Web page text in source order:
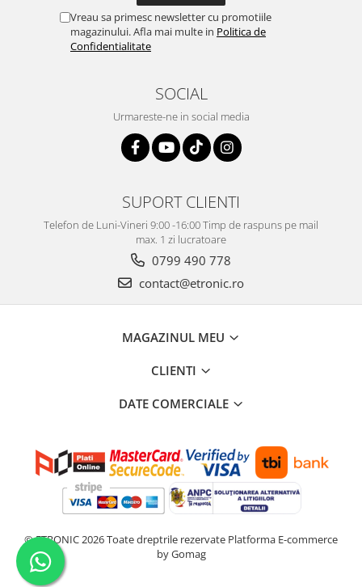
Vreau sa primesc newsletter cu promotiile
magazinului. Afla mai multe in Politica de
Confidentialitate
SOCIAL
Urmareste-ne in social media
SUPORT CLIENTI
Telefon de Luni-Vineri 9:00 -16:00 Timp de raspuns pe mail
max. 1 zi lucratoare
0799 490 778
contact@etronic.ro
MAGAZINUL MEU
CLIENTI
DATE COMERCIALE
© ETRONIC 2026 Toate dreptrile rezervate Platforma E-commerce
by Gomag